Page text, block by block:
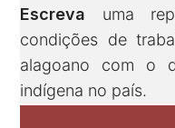
Escreva uma
condições de
alagoano com o
indígena no país.